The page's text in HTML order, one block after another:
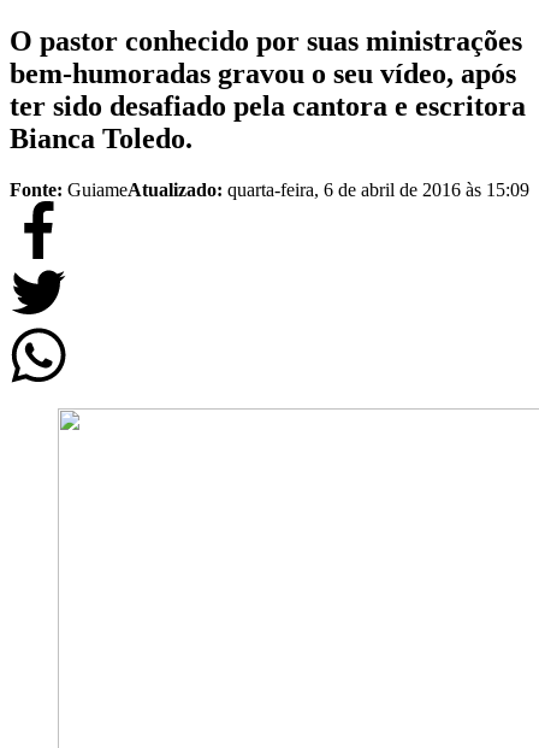
O pastor conhecido por suas ministrações
bem-humoradas gravou o seu vídeo, após
ter sido desafiado pela cantora e escritora
Bianca Toledo.
Fonte: GuiameAtualizado: quarta-feira, 6 de abril de 2016 às 15:09